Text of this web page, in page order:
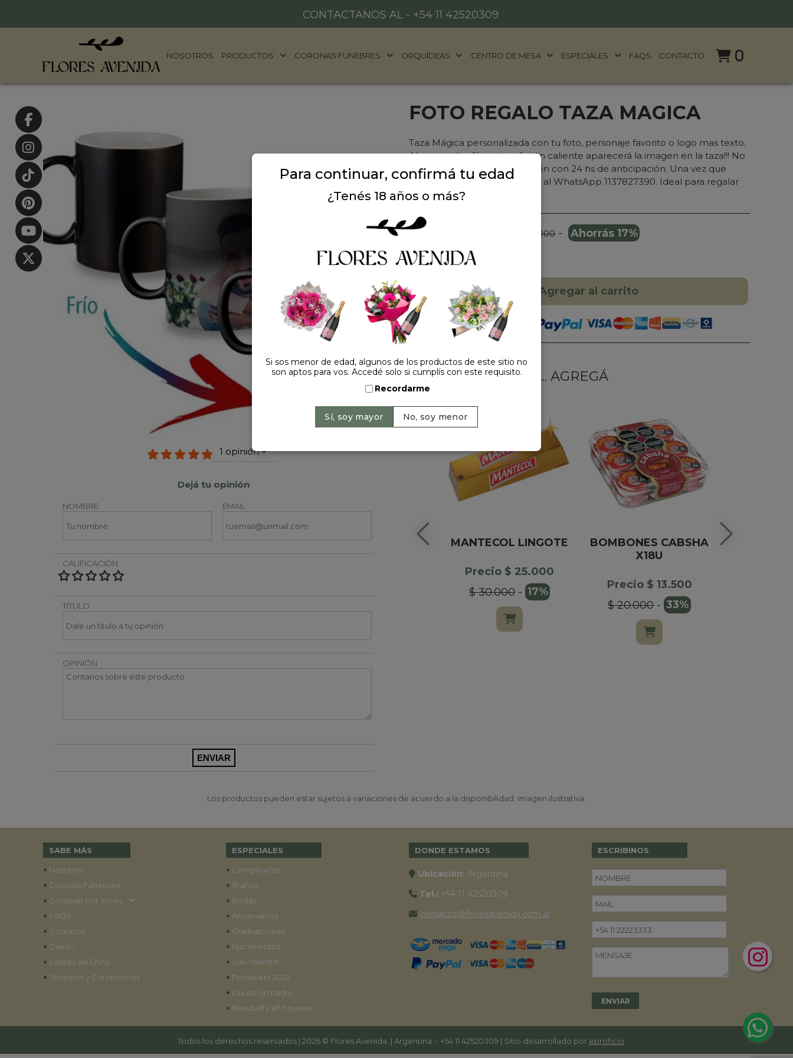
CONTACTANOS AL - +54 11 42520309
NOSOTROS PRODUCTOS CORONAS FUNEBRES ORQUÍDEAS CENTRO DE MESA ESPECIALES FAQS CONTACTO 0
1 opinión +
Dejá tu opinión
NOMBRE EMAIL
CALIFICACIÓN
TÍTULO
OPINIÓN
FOTO REGALO TAZA MAGICA
Taza Mágica personalizada con tu foto, personaje favorito o logo mas texto.
Al poner el café u otra infusión caliente aparecerá la imagen en la taza!!! No
olvides pedirla con anticipación con 24 hs de anticipación. Una vez que
compras nos pasas la imagen al WhatsApp 1137827390. Ideal para regalar
en cualquier ocasión.
Precio: $ 24.000 $ 29.000 - Ahorrás 17%
Cantidad:
Agregar al carrito
HACELO ESPECIAL... AGREGÁ
MANTECOL LINGOTE
Precio $ 25.000
$ 30.000- 17%
BOMBONES CABSHA
X18U
Precio $ 13.500
$ 20.000-33%
Los productos pueden estar sujetos a variaciones de acuerdo a la disponibilidad. Imagen ilustrativa.
SABE MÁS
• Nosotros
• Coronas Fúnebres
• Comprar por zonas
• FAQS
• Contacto
• Carrito
• Costos de Envío
• Términos y Condiciones
ESPECIALES
• Cumpleaños
• 15 años
• Bodas
• Aniversarios
• Graduaciones
• Nacimientos
• San Valentín
• Primavera 2022
• Día de la madre
• Navidad y año nuevo
DONDE ESTAMOS
Ubicación: Argentina
Tel.: +54 11 42520309
contacto@floresavenida.com.ar
ESCRIBINOS
Todos los derechos reservados | 2026 © Flores Avenida. | Argentina. - +54 11 42520309 | Sitio desarrollado por eproficio
Para continuar, confirmá tu edad
¿Tenés 18 años o más?
Si sos menor de edad, algunos de los productos de este sitio no
son aptos para vos. Accedé solo si cumplís con este requisito.
Recordarme